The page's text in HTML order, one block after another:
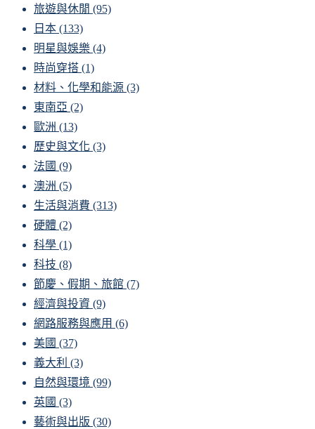
旅遊與休閒 (95)
日本 (133)
明星與娛樂 (4)
時尚穿搭 (1)
材料、化學和能源 (3)
東南亞 (2)
歐洲 (13)
歷史與文化 (3)
法國 (9)
澳洲 (5)
生活與消費 (313)
硬體 (2)
科學 (1)
科技 (8)
節慶、假期、旅館 (7)
經濟與投資 (9)
網路服務與應用 (6)
美國 (37)
義大利 (3)
自然與環境 (99)
英國 (3)
藝術與出版 (30)